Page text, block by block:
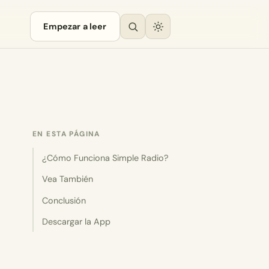
Empezar a leer
EN ESTA PÁGINA
¿Cómo Funciona Simple Radio?
Vea También
Conclusión
Descargar la App